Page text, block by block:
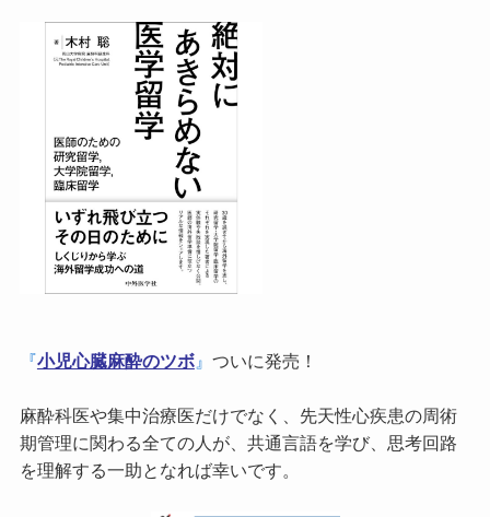
『小児心臓麻酔のツボ』 ついに発売！
麻酔科医や集中治療医だけでなく、先天性心疾患の周術
期管理に関わる全ての人が、共通言語を学び、思考回路
を理解する一助となれば幸いです。